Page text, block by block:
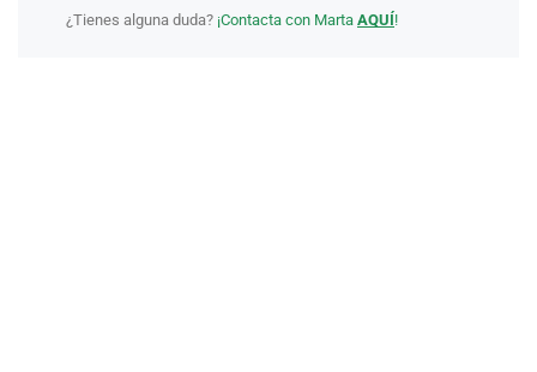
¿Tienes alguna duda? ¡Contacta con Marta AQUÍ!